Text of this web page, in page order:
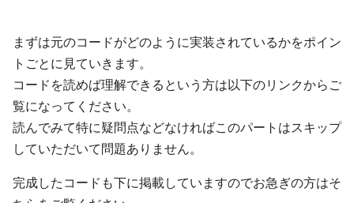
まずは元のコードがどのように実装されているかをポイン
トごとに見ていきます。
コードを読めば理解できるという方は以下のリンクからご
覧になってください。
読んでみて特に疑問点などなければこのパートはスキップ
していただいて問題ありません。
完成したコードも下に掲載していますのでお急ぎの方はそ